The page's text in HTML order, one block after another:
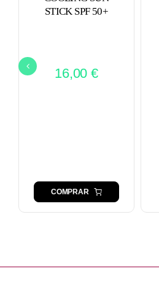
STICK SPF 50+
16,00 €
COMPRAR